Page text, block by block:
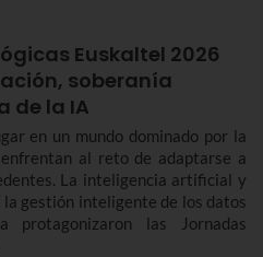
Euskaltel 2026
soberanía
de la IA
en un mundo dominado por la
al reto de adaptarse a
La inteligencia artificial y
la gestión inteligente de los datos
protagonizaron las Jornadas